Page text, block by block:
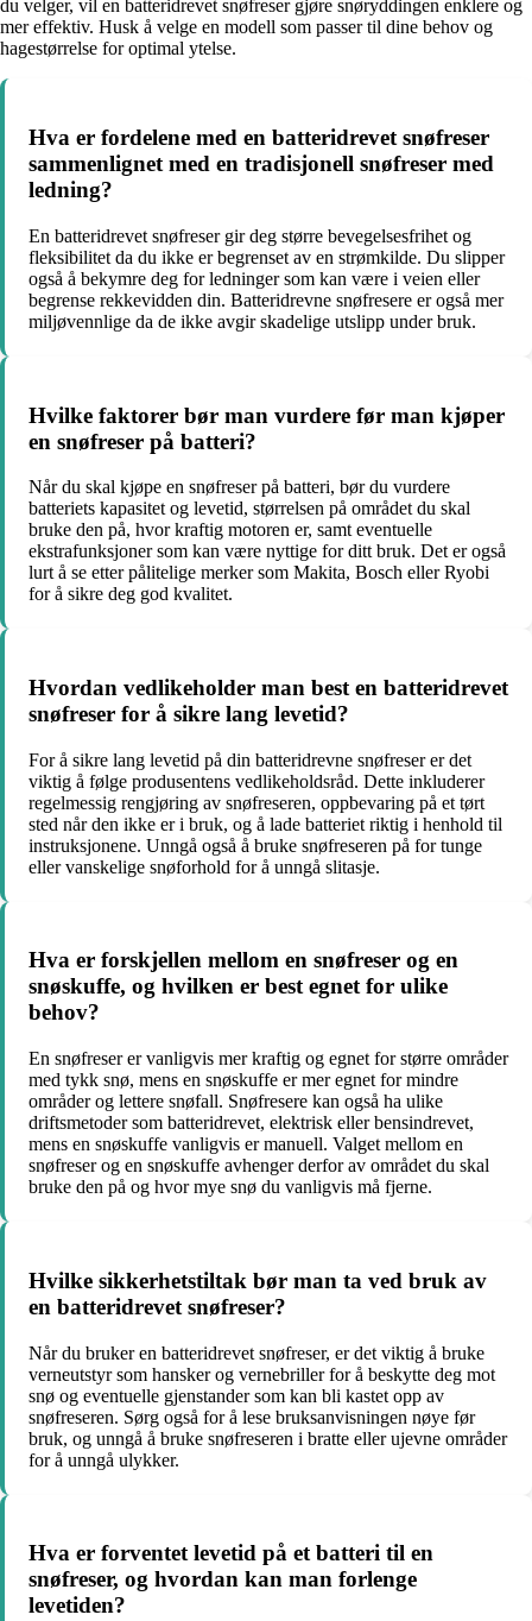
du velger, vil en batteridrevet snøfreser gjøre snøryddingen enklere og
mer effektiv. Husk å velge en modell som passer til dine behov og
hagestørrelse for optimal ytelse.
Hva er fordelene med en batteridrevet snøfreser
sammenlignet med en tradisjonell snøfreser med
ledning?
En batteridrevet snøfreser gir deg større bevegelsesfrihet og
fleksibilitet da du ikke er begrenset av en strømkilde. Du slipper
også å bekymre deg for ledninger som kan være i veien eller
begrense rekkevidden din. Batteridrevne snøfresere er også mer
miljøvennlige da de ikke avgir skadelige utslipp under bruk.
Hvilke faktorer bør man vurdere før man kjøper
en snøfreser på batteri?
Når du skal kjøpe en snøfreser på batteri, bør du vurdere
batteriets kapasitet og levetid, størrelsen på området du skal
bruke den på, hvor kraftig motoren er, samt eventuelle
ekstrafunksjoner som kan være nyttige for ditt bruk. Det er også
lurt å se etter pålitelige merker som Makita, Bosch eller Ryobi
for å sikre deg god kvalitet.
Hvordan vedlikeholder man best en batteridrevet
snøfreser for å sikre lang levetid?
For å sikre lang levetid på din batteridrevne snøfreser er det
viktig å følge produsentens vedlikeholdsråd. Dette inkluderer
regelmessig rengjøring av snøfreseren, oppbevaring på et tørt
sted når den ikke er i bruk, og å lade batteriet riktig i henhold til
instruksjonene. Unngå også å bruke snøfreseren på for tunge
eller vanskelige snøforhold for å unngå slitasje.
Hva er forskjellen mellom en snøfreser og en
snøskuffe, og hvilken er best egnet for ulike
behov?
En snøfreser er vanligvis mer kraftig og egnet for større områder
med tykk snø, mens en snøskuffe er mer egnet for mindre
områder og lettere snøfall. Snøfresere kan også ha ulike
driftsmetoder som batteridrevet, elektrisk eller bensindrevet,
mens en snøskuffe vanligvis er manuell. Valget mellom en
snøfreser og en snøskuffe avhenger derfor av området du skal
bruke den på og hvor mye snø du vanligvis må fjerne.
Hvilke sikkerhetstiltak bør man ta ved bruk av
en batteridrevet snøfreser?
Når du bruker en batteridrevet snøfreser, er det viktig å bruke
verneutstyr som hansker og vernebriller for å beskytte deg mot
snø og eventuelle gjenstander som kan bli kastet opp av
snøfreseren. Sørg også for å lese bruksanvisningen nøye før
bruk, og unngå å bruke snøfreseren i bratte eller ujevne områder
for å unngå ulykker.
Hva er forventet levetid på et batteri til en
snøfreser, og hvordan kan man forlenge
levetiden?